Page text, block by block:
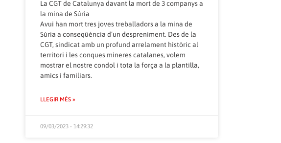
La CGT de Catalunya davant la mort de 3 companys a
la mina de Súria
Avui han mort tres joves treballadors a la mina de
Súria a conseqüència d’un despreniment. Des de la
CGT, sindicat amb un profund arrelament històric al
territori i les conques mineres catalanes, volem
mostrar el nostre condol i tota la força a la plantilla,
amics i familiars.
LLEGIR MÉS »
09/03/2023 - 14:29:32